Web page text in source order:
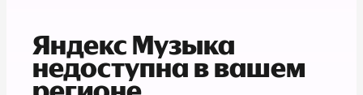
Яндекс Музыка
недоступна в вашем